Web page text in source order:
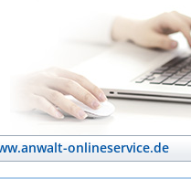
onlineservice.de